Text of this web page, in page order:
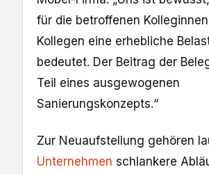
für die betroffenen
Kollegen eine erhebliche
bedeutet. Der Beitrag der
Teil eines ausgewogenen
Sanierungskonzepts.“
Zur Neuaufstellung gehören
Unternehmen schlankere